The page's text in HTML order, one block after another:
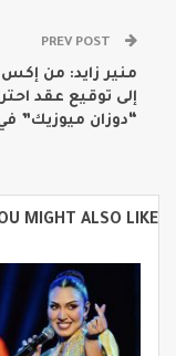
منير زايد: من إكس
إلى توقيع عقد
“دوزان ميوزيك”
MIGHT ALSO LIKE